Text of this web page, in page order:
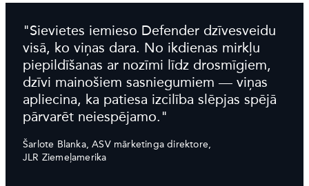
"Sievietes iemieso Defender dzīvesveidu
visā, ko viņas dara. No ikdienas mirkļu
piepildīšanas ar nozīmi līdz drosmīgiem,
dzīvi mainošiem sasniegumiem — viņas
apliecina, ka patiesa izcilība slēpjas spējā
pārvarēt neiespējamo."
Šarlote Blanka, ASV mārketinga direktore,
JLR Ziemeļamerika